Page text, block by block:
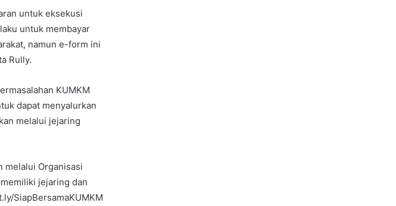
untuk eksekusi
untuk membayar
namun e-form ini
Rully.
KUMKM
dapat menyalurkan
melalui jejaring
melalui Organisasi
jejaring dan
SiapBersamaKUMKM